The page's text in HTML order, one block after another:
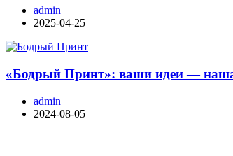
admin
2025-04-25
«Бодрый Принт»: ваши идеи —
admin
2024-08-05